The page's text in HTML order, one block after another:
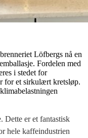
Löfbergs nå en
Fordelen med
i stedet for
for et sirkulært kretsløp.
Dette er et fantastisk
hele kaffeindustrien